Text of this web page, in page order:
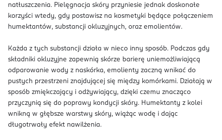
natłuszczenia. Pielęgnacja skóry przyniesie jednak doskonałe
korzyści wtedy, gdy postawisz na kosmetyki będące połączeniem
humektantów, substancji okluzyjnych, oraz emolientów.
Każda z tych substancji działa w nieco inny sposób. Podczas gdy
składniki okluzyjne zapewnią skórze barierę uniemożliwiającą
odparowanie wody z naskórka, emolienty zaczną wnikać do
pustych przestrzeni znajdującej się między komórkami. Działają w
sposób zmiękczający i odżywiający, dzięki czemu znacząco
przyczynią się do poprawy kondycji skóry. Humektanty z kolei
wnikną w głębsze warstwy skóry, wiążąc wodę i dając
długotrwały efekt nawilżenia.